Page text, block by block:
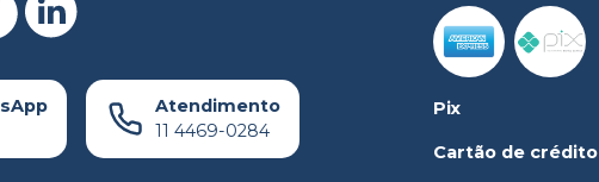
Atendimento
11 4469-0284
Pix
Cartão de crédito